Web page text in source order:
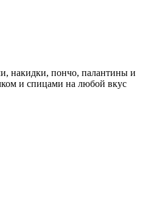
накидки, пончо, палантины и
и спицами на любой вкус